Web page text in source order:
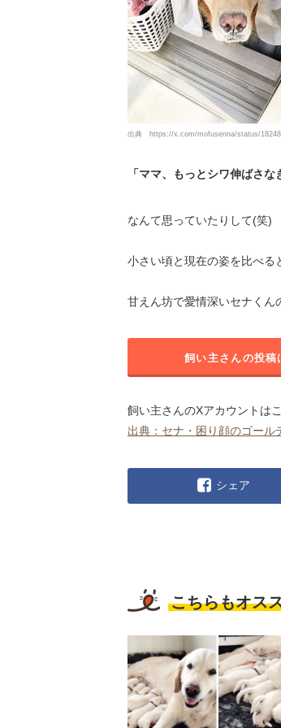
出典 https://x.com/mofusenna/status/
「ママ、もっとシワ伸ばさな
なんて思っていたりして(笑)
小さい頃と現在の姿を比べ
甘えん坊で愛情深いセナくん
飼い主さんの投稿
飼い主さんのXアカウントは
出典：セナ・困り顔のゴー
シェア
こちらもオス